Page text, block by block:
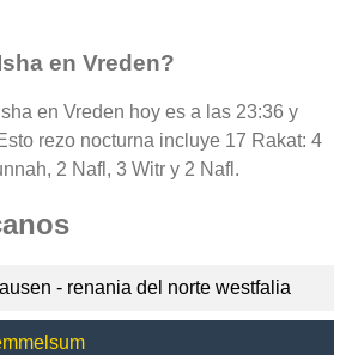
en Vreden?
en Vreden hoy es a las 23:36 y
rezo nocturna incluye 17 Rakat: 4
2 Nafl, 3 Witr y 2 Nafl.
- renania del norte westfalia